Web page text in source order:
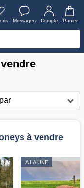
Messages Compte Panier
à vendre
A LA UNE